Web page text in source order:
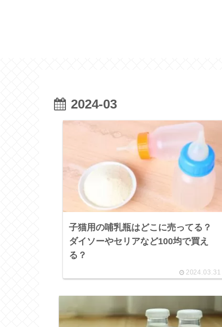
2024-03
子猫用の哺乳瓶はどこに売ってる？
ダイソーやセリアなど100均で買え
る？
2024.03.31